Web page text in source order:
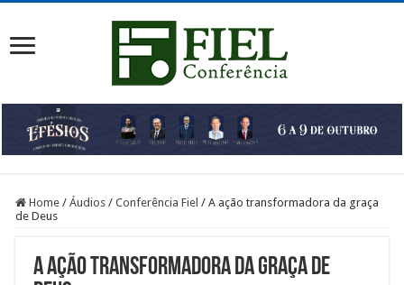
Home / Áudios / Conferência Fiel / A ação transformadora da graça
de Deus
A ação transformadora da graça de